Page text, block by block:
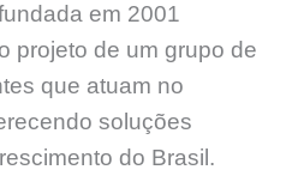
em 2001
projeto de um grupo de
que atuam no
soluções
do Brasil.